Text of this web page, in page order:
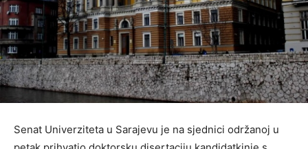
Senat Univerziteta u Sarajevu je na sjednici održanoj u